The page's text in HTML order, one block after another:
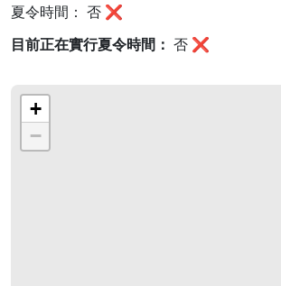
夏令時間： 否 ❌
目前正在實行夏令時間： 否 ❌
+
−